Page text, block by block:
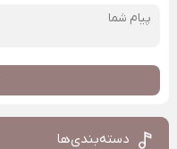
دسته‌بندی‌ها